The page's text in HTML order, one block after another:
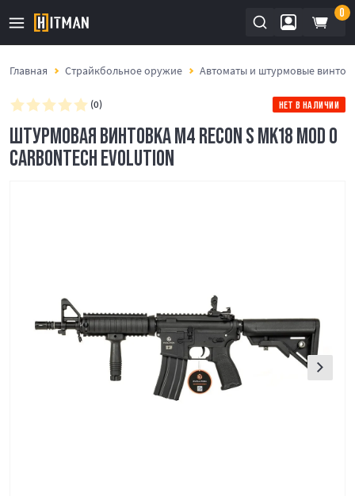
0
Главная Страйкбольное оружие Автоматы и штурмовые
(0) НЕТ В НАЛИЧИИ
ШТУРМОВАЯ ВИНТОВКА M4 RECON S MK18 MOD 0
CARBONTECH EVOLUTION